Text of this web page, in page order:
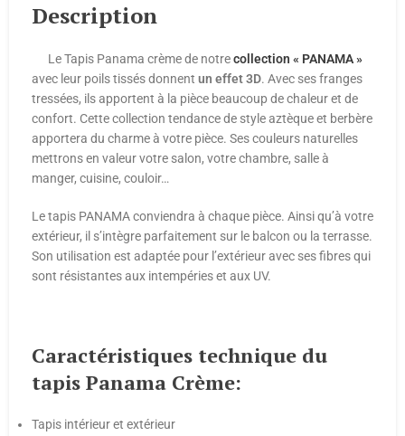
Description
Le Tapis Panama crème de notrecollection « PANAMA »
avec leur poils tissés donnent un effet 3D. Avec ses franges
tressées, ils apportent à la pièce beaucoup de chaleur et de
confort. Cette collection tendance de style aztèque et berbère
apportera du charme à votre pièce. Ses couleurs naturelles
mettrons en valeur votre salon, votre chambre, salle à
manger, cuisine, couloir…
Le tapis PANAMA conviendra à chaque pièce. Ainsi qu’à votre
extérieur, il s’intègre parfaitement sur le balcon ou la terrasse.
Son utilisation est adaptée pour l’extérieur avec ses fibres qui
sont résistantes aux intempéries et aux UV.
Caractéristiques technique du
tapis Panama Crème:
Tapis intérieur et extérieur